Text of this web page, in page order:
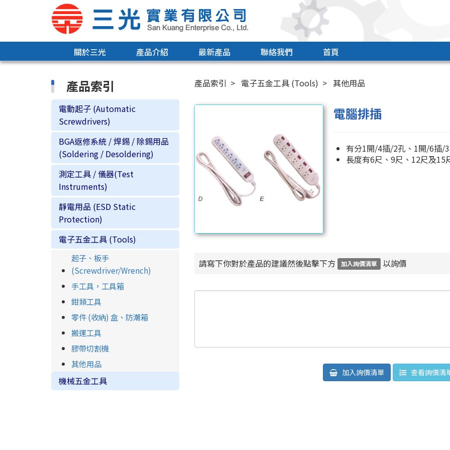
關於三光 產品介紹 最新產品 聯絡我們 首頁
產品索引
電動起子 (Automatic
Screwdrivers)
BGA返修系統 / 焊錫 / 除錫用品
(Soldering / Desoldering)
測定工具 / 儀器(Test
Instruments)
靜電用品 (ESD Static
Protection)
電子五金工具 (Tools)
起子、板手
(Screwdriver/Wrench)
手工具，工具箱
鉗類工具
零件 (收納) 盒、防潮箱
搬運工具
膠帶切割機
其他用品
機械五金工具
產品索引 電子五金工具 (Tools) 其他用品
電腦排插
有分1開/4插/2孔、1開/6插/
長度有6尺、9尺、12尺及15
請寫下你對於產品的建議然後點擊下方 加入詢價清單 以詢價
加入詢價清單 查看詢價清